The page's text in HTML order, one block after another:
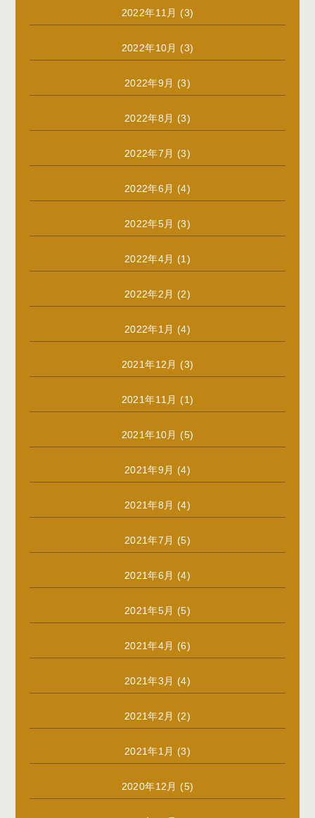
2022年11月 (3)
2022年10月 (3)
2022年9月 (3)
2022年8月 (3)
2022年7月 (3)
2022年6月 (4)
2022年5月 (3)
2022年4月 (1)
2022年2月 (2)
2022年1月 (4)
2021年12月 (3)
2021年11月 (1)
2021年10月 (5)
2021年9月 (4)
2021年8月 (4)
2021年7月 (5)
2021年6月 (4)
2021年5月 (5)
2021年4月 (6)
2021年3月 (4)
2021年2月 (2)
2021年1月 (3)
2020年12月 (5)